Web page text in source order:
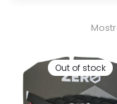
Out of stock